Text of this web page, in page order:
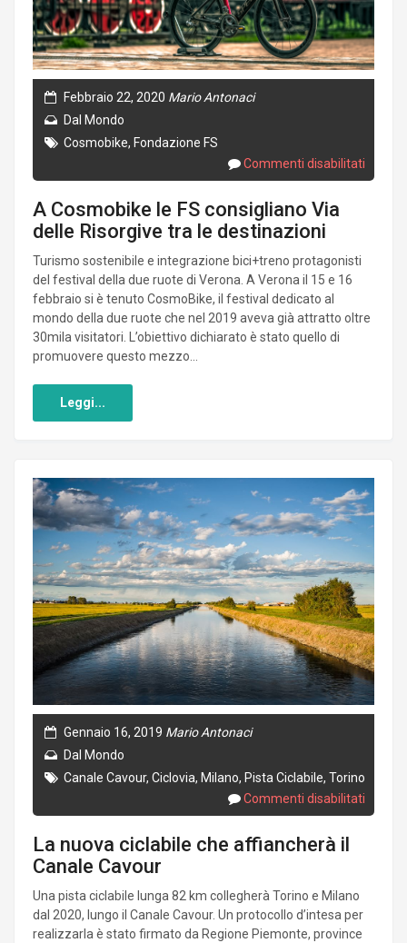
Febbraio 22, 2020 Mario Antonaci
Dal Mondo
Cosmobike, Fondazione FS
Commenti disabilitati
A Cosmobike le FS consigliano Via
delle Risorgive tra le destinazioni
Turismo sostenibile e integrazione bici+treno protagonisti
del festival della due ruote di Verona. A Verona il 15 e 16
febbraio si è tenuto CosmoBike, il festival dedicato al
mondo della due ruote che nel 2019 aveva già attratto oltre
30mila visitatori. L’obiettivo dichiarato è stato quello di
promuovere questo mezzo...
Leggi...
Gennaio 16, 2019 Mario Antonaci
Dal Mondo
Canale Cavour, Ciclovia, Milano, Pista Ciclabile, Torino
Commenti disabilitati
La nuova ciclabile che affiancherà il
Canale Cavour
Una pista ciclabile lunga 82 km collegherà Torino e Milano
dal 2020, lungo il Canale Cavour. Un protocollo d’intesa per
realizzarla è stato firmato da Regione Piemonte, province